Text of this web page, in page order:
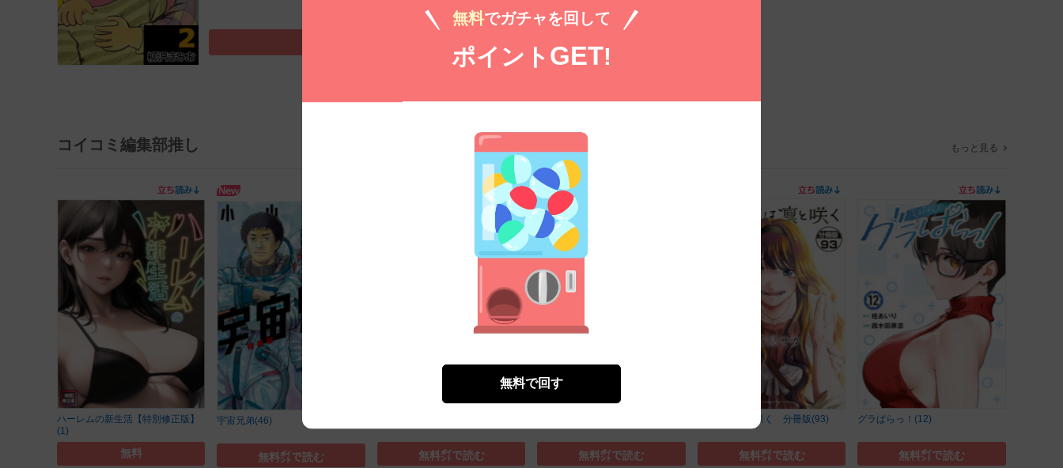
無料㌽で読む
コイコミ編集部推し もっと見る
ハーレムの新生活【特別修正版】
(1)
無料
宇宙兄弟(46)
無料㌽で読む 無料㌽で読む 無料㌽で読む
薫る花は凛と咲く 分冊版(93)
無料㌽で読む
グラぱらっ！(12)
無料㌽で読む
無料でガチャを回して
ポイント GET!
無料で回す